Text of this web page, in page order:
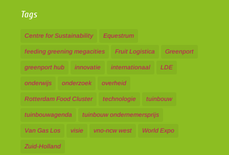
Tags
Centre for Sustainability Equestrum
feeding greening megacities Fruit Logistica Greenport
greenport hub innovatie internationaal LDE
onderwijs onderzoek overheid
Rotterdam Food Cluster technologie tuinbouw
tuinbouwagenda tuinbouw ondernemersprijs
Van Gas Los visie vno-ncw west World Expo
Zuid-Holland